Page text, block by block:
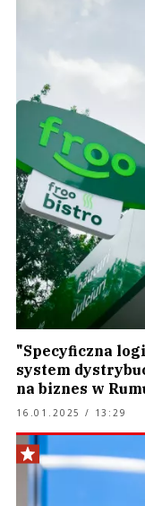
"Specyficzna
system
na biznes w
16.01.2025 / 13:29